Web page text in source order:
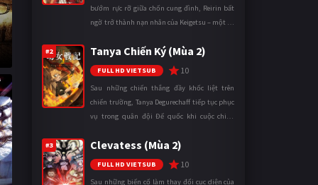
bướm rực rỡ giữa chốn cung đình, Reirin bất
ngờ trở thành nạn nhân của Keigetsu – một kẻ
thuật để hoán đổi th ...
#2 Tanya Chiến Ký (Mùa 2)
FULL HD VIETSUB 10
Sau những chiến thắng đầy khốc liệt trên
chiến trường, Tanya Degurechaff tiếp tục phục
vụ trong quân đội Đế quốc khi cuộc chiến
mặt trận. Dù sở hữu tài năn ...
#3 Clevatess (Mùa 2)
FULL HD VIETSUB 10
Sau những biến cố làm thay đổi cục diện của